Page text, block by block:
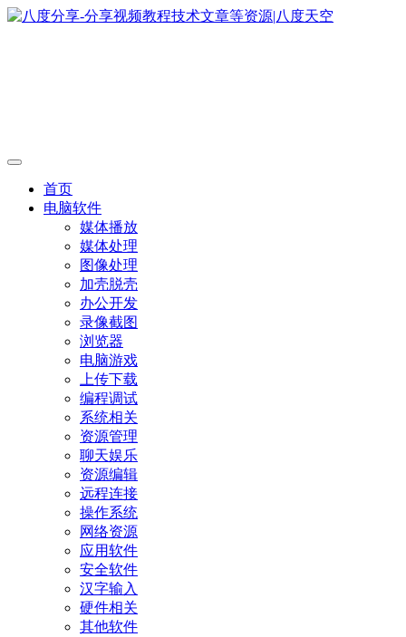
首页
电脑软件
媒体播放
媒体处理
图像处理
加壳脱壳
办公开发
录像截图
浏览器
电脑游戏
上传下载
编程调试
系统相关
资源管理
聊天娱乐
资源编辑
远程连接
操作系统
网络资源
应用软件
安全软件
汉字输入
硬件相关
其他软件